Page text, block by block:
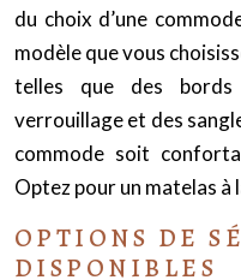
du choix d’une
modèle que vous
telles que des
verrouillage et des
commode soit
Optez pour un matelas
OPTIONS DE
DISPONIBLES